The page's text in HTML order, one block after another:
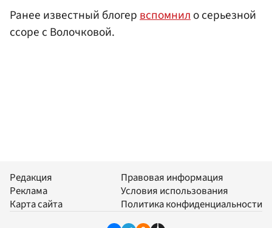
Ранее известный блогервспомнило серьезной
ссоре с Волочковой.
Редакция
Реклама
Карта сайта
Правовая информация
Условия использования
Политика конфиденциальности